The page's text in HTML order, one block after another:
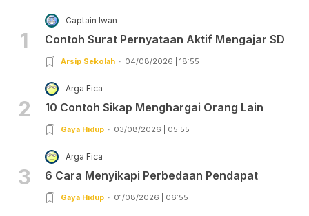
1
Captain Iwan
Contoh Surat Pernyataan Aktif Mengajar SD
Arsip Sekolah 04/08/2026 | 18:55
2
Arga Fica
10 Contoh Sikap Menghargai Orang Lain
Gaya Hidup 03/08/2026 | 05:55
3
Arga Fica
6 Cara Menyikapi Perbedaan Pendapat
Gaya Hidup 01/08/2026 | 06:55